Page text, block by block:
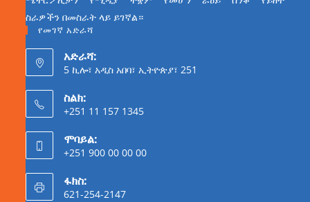
ስራዎችን በመስራት ላይ ይገኛል።
የመገኛ አድራሻ
አድራሻ:
5 ኪሎ፣ አዲስ አበባ፣ ኢትዮጵያ፣ 251
ስልክ:
+251 11 157 1345
ሞባይል:
+251 900 00 00 00
ፋክስ:
621-254-2147